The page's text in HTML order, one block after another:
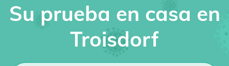
Su prueba en casa en
Troisdorf